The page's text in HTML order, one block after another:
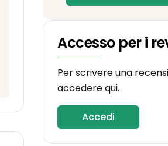
Accesso per i
Per scrivere una
accedere qui.
Accedi